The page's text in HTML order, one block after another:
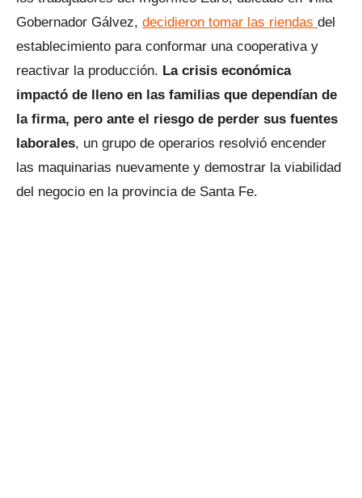
Gobernador Gálvez, decidieron tomar las riendas del
establecimiento para conformar una cooperativa y
reactivar la producción. La crisis económica
impactó de lleno en las familias que dependían de
la firma, pero ante el riesgo de perder sus fuentes
laborales, un grupo de operarios resolvió encender
las maquinarias nuevamente y demostrar la viabilidad
del negocio en la provincia de Santa Fe.